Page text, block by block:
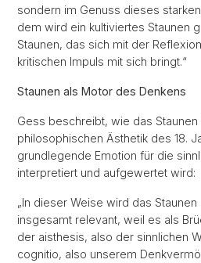
sondern im Genuss dieses
dem wird ein kultiviertes Staunen
Staunen, das sich mit der
kritischen Impuls mit sich bringt.“
Staunen als Motor des Denkens
Gess beschreibt, wie das
philosophischen Ästhetik des 18.
grundlegende Emotion für die
interpretiert und aufgewertet wird:
„In dieser Weise wird das
insgesamt relevant, weil es als
der aisthesis, also der sinnlichen
cognitio, also unserem